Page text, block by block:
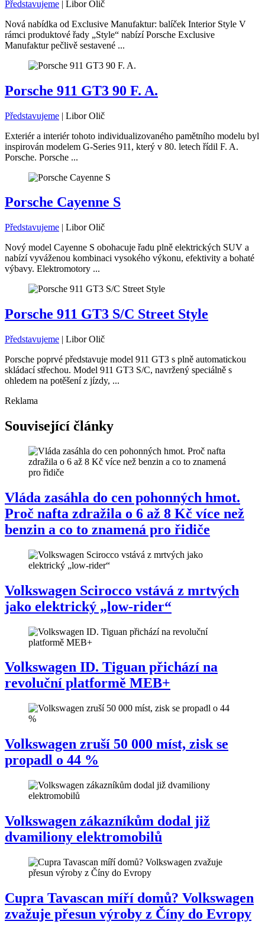
Představujeme | Libor Olič
Nová nabídka od Exclusive Manufaktur: balíček Interior Style V
rámci produktové řady „Style“ nabízí Porsche Exclusive
Manufaktur pečlivě sestavené ...
Porsche 911 GT3 90 F. A.
Představujeme | Libor Olič
Exteriér a interiér tohoto individualizovaného pamětního modelu byl
inspirován modelem G-Series 911, který v 80. letech řídil F. A.
Porsche. Porsche ...
Porsche Cayenne S
Představujeme | Libor Olič
Nový model Cayenne S obohacuje řadu plně elektrických SUV a
nabízí vyváženou kombinaci vysokého výkonu, efektivity a bohaté
výbavy. Elektromotory ...
Porsche 911 GT3 S/C Street Style
Představujeme | Libor Olič
Porsche poprvé představuje model 911 GT3 s plně automatickou
skládací střechou. Model 911 GT3 S/C, navržený speciálně s
ohledem na potěšení z jízdy, ...
Reklama
Související články
Vláda zasáhla do cen pohonných hmot.
Proč nafta zdražila o 6 až 8 Kč více než
benzin a co to znamená pro řidiče
Volkswagen Scirocco vstává z mrtvých
jako elektrický „low-rider“
Volkswagen ID. Tiguan přichází na
revoluční platformě MEB+
Volkswagen zruší 50 000 míst, zisk se
propadl o 44 %
Volkswagen zákazníkům dodal již
dvamiliony elektromobilů
Cupra Tavascan míří domů? Volkswagen
zvažuje přesun výroby z Číny do Evropy